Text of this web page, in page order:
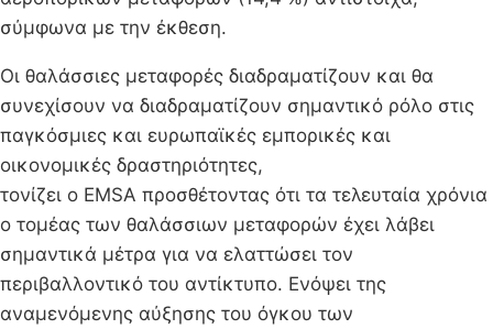
σύμφωνα με την έκθεση.
Οι θαλάσσιες μεταφορές διαδραματίζουν και θα
συνεχίσουν να διαδραματίζουν σημαντικό ρόλο στις
παγκόσμιες και ευρωπαϊκές εμπορικές και
οικονομικές δραστηριότητες,
τονίζει o EMSA προσθέτοντας ότι τα τελευταία χρόνια
ο τομέας των θαλάσσιων μεταφορών έχει λάβει
σημαντικά μέτρα για να ελαττώσει τον
περιβαλλοντικό του αντίκτυπο. Ενόψει της
αναμενόμενης αύξησης του όγκου των